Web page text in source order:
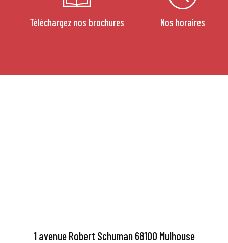
Téléchargez nos brochures Nos horaires
1 avenue Robert Schuman 68100 Mulhouse